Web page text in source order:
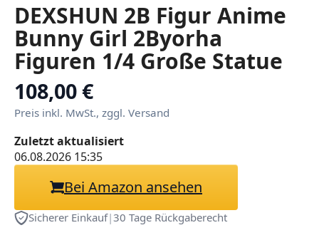
DEXSHUN 2B Figur Anime
Bunny Girl 2Byorha
Figuren 1/4 Große Statue
PVC Modell Desktop
Ornamente Geschenke
48cm
108,00 €
Preis inkl. MwSt., zggl. Versand
Zuletzt aktualisiert
06.08.2026 15:35
Bei Amazon ansehen
Sicherer Einkauf|30 Tage Rückgaberecht